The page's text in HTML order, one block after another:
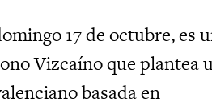
17 de octubre, es
Vizcaíno que plantea
basada en